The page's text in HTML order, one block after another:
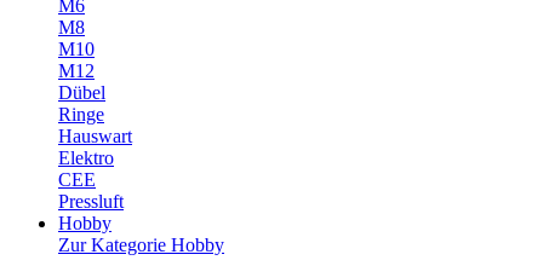
M6
M8
M10
M12
Dübel
Ringe
Hauswart
Elektro
CEE
Pressluft
Hobby
Zur Kategorie Hobby